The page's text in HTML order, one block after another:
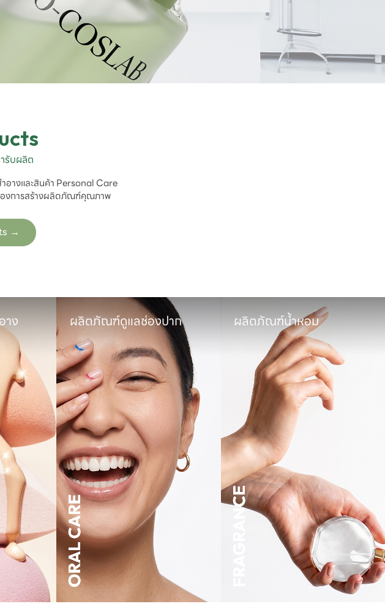
รับผลิต
างและสินค้า Personal Care
องการสร้างผลิตภัณฑ์คุณภาพ
→
าง ผลิตภัณฑ์ดูแลช่องปาก ผลิตภัณฑ์น้ำหอม